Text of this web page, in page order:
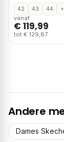
42 43 44
vanaf
€ 119,99
tot € 129,87
Andere
Dames